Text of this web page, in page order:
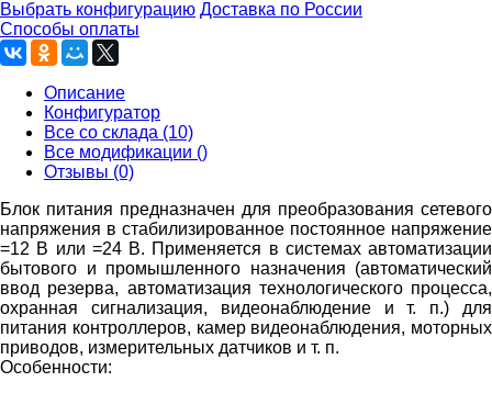
Выбрать конфигурацию Доставка по России
Способы оплаты
Описание
Конфигуратор
Все со склада (10)
Все модификации ()
Отзывы (0)
Блок питания предназначен для преобразования сетевого
напряжения в стабилизированное постоянное напряжение
=12 В или =24 В. Применяется в системах автоматизации
бытового и промышленного назначения (автоматический
ввод резерва, автоматизация технологического процесса,
охранная сигнализация, видеонаблюдение и т. п.) для
питания контроллеров, камер видеонаблюдения, моторных
приводов, измерительных датчиков и т. п.
Особенности: